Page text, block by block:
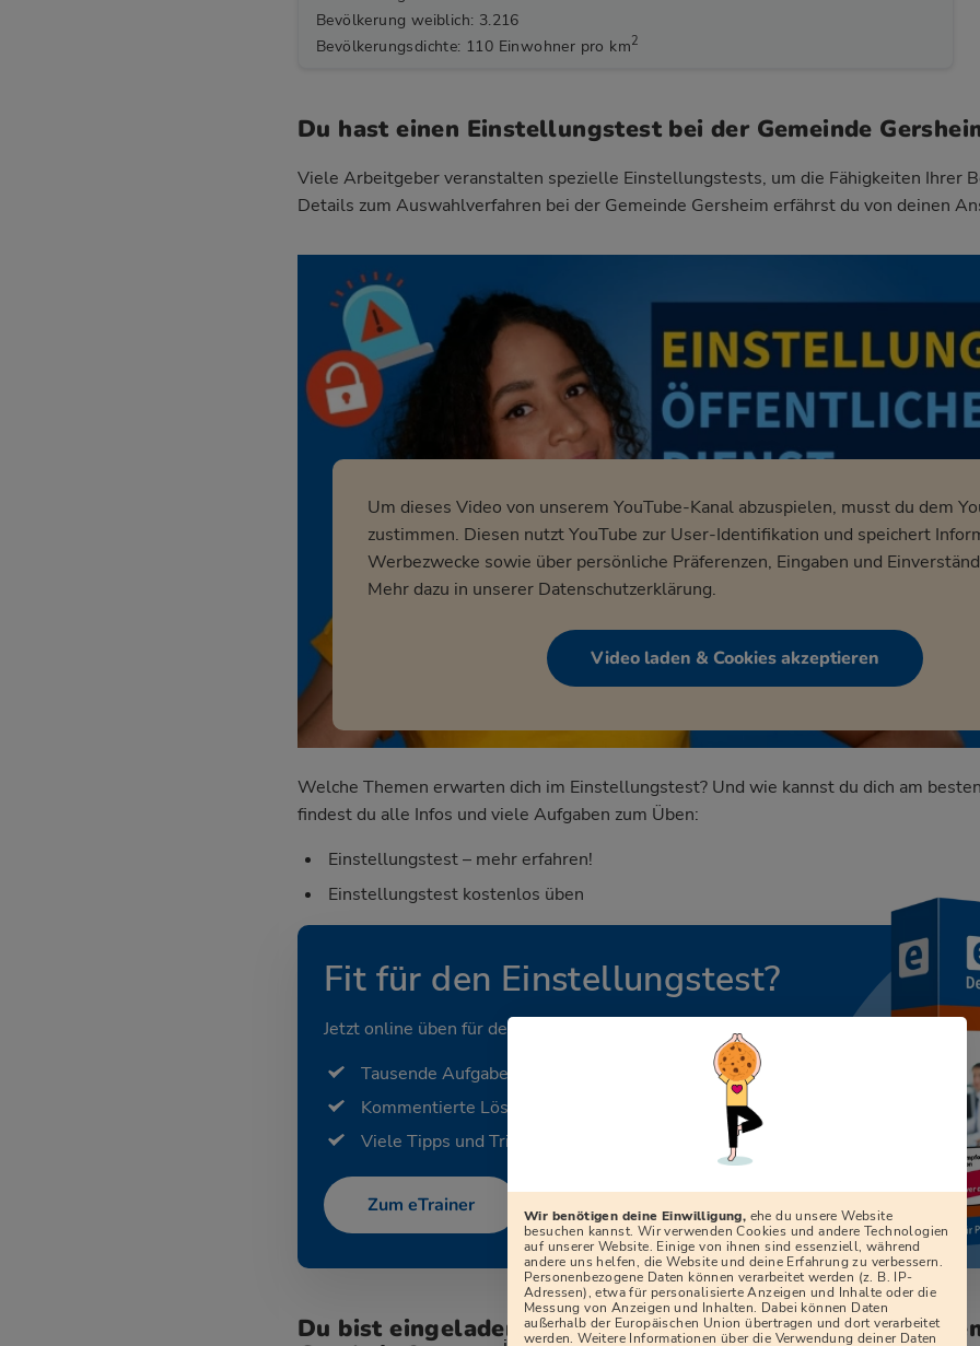
Bevölkerung weiblich: 3.216
Bevölkerungsdichte: 110 Einwohner pro km2
Du hast einen Einstellungstest bei der Gemeinde
Viele Arbeitgeber veranstalten spezielle Einstellungstests, um die Fähigkeiten Ihrer
Details zum Auswahlverfahren bei der Gemeinde Gersheim erfährst du von deinen
Um dieses Video von unserem YouTube-Kanal abzuspielen, musst du dem
zustimmen. Diesen nutzt YouTube zur User-Identifikation und speichert
Werbezwecke sowie über persönliche Präferenzen, Eingaben und
Mehr dazu in unserer Datenschutzerklärung.
Video laden & Cookies akzeptieren
Welche Themen erwarten dich im Einstellungstest? Und wie kannst du dich am
findest du alle Infos und viele Aufgaben zum Üben:
Einstellungstest – mehr erfahren!
Einstellungstest kostenlos üben
Fit für den Einstellungstest?
Jetzt online üben für deinen Beruf.
Tausende Aufgaben
Kommentierte Lösungen
Viele Tipps und Tricks
Zum eTrainer
Du bist eingeladen zum Vorstellungsgespräch bei der
Wir benötigen deine Einwilligung, ehe du unsere Website
besuchen kannst. Wir verwenden Cookies und andere Technologien
auf unserer Website. Einige von ihnen sind essenziell, während
andere uns helfen, die Website und deine Erfahrung zu verbessern.
Personenbezogene Daten können verarbeitet werden (z. B. IP-
Adressen), etwa für personalisierte Anzeigen und Inhalte oder die
Messung von Anzeigen und Inhalten. Dabei können Daten
außerhalb der Europäischen Union übertragen und dort verarbeitet
werden. Weitere Informationen über die Verwendung deiner Daten